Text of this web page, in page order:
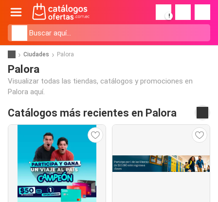
!
Ciudades Palora
Palora
Visualizar todas las tiendas, catálogos y promociones en
Palora aquí.
Catálogos más recientes en Palora